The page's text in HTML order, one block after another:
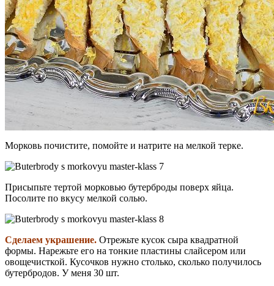
Морковь почистите, помойте и натрите на мелкой терке.
Присыпьте тертой морковью бутерброды поверх яйца.
Посолите по вкусу мелкой солью.
Сделаем украшение. Отрежьте кусок сыра квадратной
формы. Нарежьте его на тонкие пластины слайсером или
овощечисткой. Кусочков нужно столько, сколько получилось
бутербродов. У меня 30 шт.